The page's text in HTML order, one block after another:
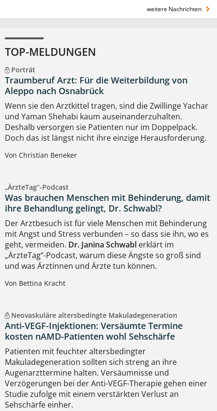
weitere Nachrichten
TOP-MELDUNGEN
Porträt
Traumberuf Arzt: Für die Weiterbildung von
Aleppo nach Osnabrück
Wenn sie den Arztkittel tragen, sind die Zwillinge Yachar
und Yaman Shehabi kaum auseinanderzuhalten.
Deshalb versorgen sie Patienten nur im Doppelpack.
Doch das ist längst nicht ihre einzige Herausforderung.
Von Christian Beneker
„ÄrzteTag“-Podcast
Was brauchen Menschen mit Behinderung, damit
ihre Behandlung gelingt, Dr. Schwabl?
Der Arztbesuch ist für viele Menschen mit Behinderung
mit Angst und Stress verbunden – so dass sie ihn, wo es
geht, vermeiden. Dr. Janina Schwabl erklärt im
„ÄrzteTag“-Podcast, warum diese Ängste so groß sind
und was Ärztinnen und Ärzte tun können.
Von Bettina Kracht
Neovaskuläre altersbedingte Makuladegeneration
Anti-VEGF-Injektionen: Versäumte Termine
kosten nAMD-Patienten wohl Sehschärfe
Patienten mit feuchter altersbedingter
Makuladegeneration sollten sich streng an ihre
Augenarzttermine halten. Versäumnisse und
Verzögerungen bei der Anti-VEGF-Therapie gehen einer
Studie zufolge mit einem verstärkten Verlust an
Sehschärfe einher.